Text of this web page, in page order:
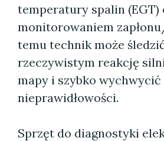
temperatury spalin (EGT)
monitorowaniem
temu technik może
rzeczywistym reakcję
mapy i szybko
nieprawidłowości.
Sprzęt do diagnostyki